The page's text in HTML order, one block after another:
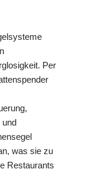
Per
und
was sie zu
Restaurants